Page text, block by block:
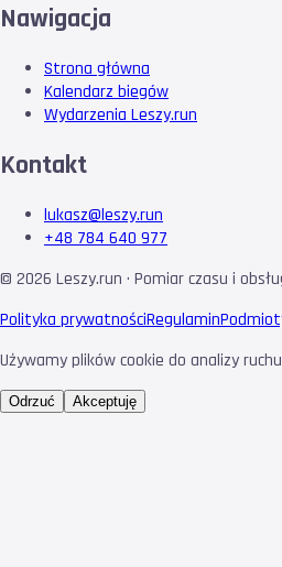
Nawigacja
Strona główna
Kalendarz biegów
Wydarzenia Leszy.run
Kontakt
lukasz@leszy.run
+48 784 640 977
© 2026 Leszy.run · Pomiar czasu i
Polityka prywatnościRegulamin
Używamy plików cookie do analizy
Odrzuć Akceptuję